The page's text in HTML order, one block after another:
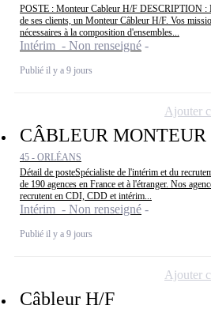
POSTE : Monteur Cableur H/F DESCRIPTION :
de ses clients, un Monteur Câbleur H/F. Vos
nécessaires à la composition d'ensembles...
Intérim - Non renseigné
Publié il y a 9 jours
CÂBLEUR MONTEUR
45 - ORLÉANS
Détail de posteSpécialiste de l'intérim et du
de 190 agences en France et à l'étranger. Nos
recrutent en CDI, CDD et intérim...
Intérim - Non renseigné
Publié il y a 9 jours
Ajouter
Câbleur H/F
Ajouter